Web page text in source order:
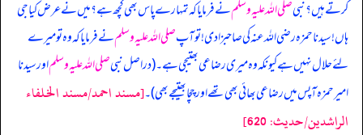
کرتے ہیں؟ نبیصلی اللہ علیہ وسلمنے فرمایا کہ تمہارے پاس بھی کچھ ہے؟ میں نے عرض کیا جی
ہاں! سیدنا حمزہ رضی اللہ عنہ کی صاحبزادی! تو آپصلی اللہ علیہ وسلمنے فرمایا کہ وہ تو میرے
لئے حلال نہیں ہے کیونکہ وہ میری رضاعی بھتیجی ہے۔ (دراصل نبیصلی اللہ علیہ وسلماور سیدنا
امیرحمزہ آپس میں رضاعی بھائی بھی تھے اور چچا بھتیجے بھی)۔[مسند احمد/مسند الخلفاء
الراشدين/حدیث: 620]